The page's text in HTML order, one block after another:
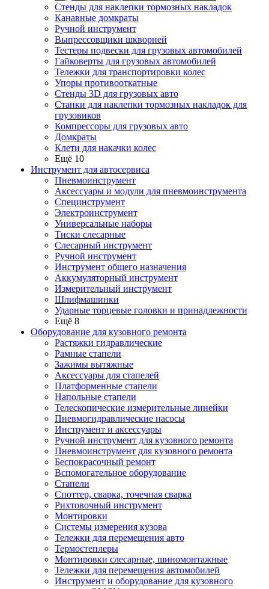
Стенды для наклепки тормозных накладок
Канавные домкраты
Ручной инструмент
Выпрессовщики шкворней
Тестеры подвески для грузовых автомобилей
Гайковерты для грузовых автомобилей
Тележки для транспортировки колес
Упоры противооткатные
Стенды 3D для грузовых авто
Станки для наклепки тормозных накладок для
грузовиков
Компрессоры для грузовых авто
Домкраты
Клети для накачки колес
Ещё 10
Инструмент для автосервиса
Пневмоинструмент
Аксессуары и модули для пневмоинструмента
Специнструмент
Электроинструмент
Универсальные наборы
Тиски слесарные
Слесарный инструмент
Ручной инструмент
Инструмент общего назначения
Аккумуляторный инструмент
Измерительный инструмент
Шлифмашинки
Ударные торцевые головки и принадлежности
Ещё 8
Оборудование для кузовного ремонта
Растяжки гидравлические
Рамные стапели
Зажимы вытяжные
Аксессуары для стапелей
Платформенные стапели
Напольные стапели
Телескопические измерительные линейки
Пневмогидравлические насосы
Инструмент и аксессуары
Ручной инструмент для кузовного ремонта
Пневмоинструмент для кузовного ремонта
Беспокрасочный ремонт
Вспомогательное оборудование
Стапели
Споттер, сварка, точечная сварка
Рихтовочный инструмент
Монтировки
Системы измерения кузова
Тележки для перемещения авто
Термостеплеры
Монтировки слесарные, шиномонтажные
Тележки для перемещения автомобилей
Инструмент и оборудование для кузовного